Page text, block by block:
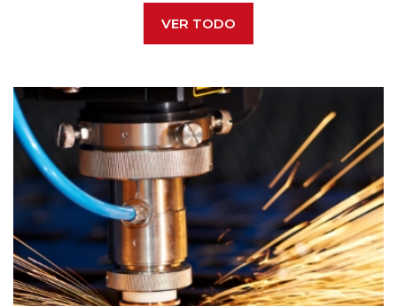
VER TODO